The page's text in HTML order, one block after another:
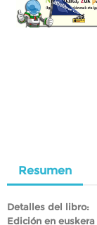
Resumen
Detalles del libro:
Edición en euskera